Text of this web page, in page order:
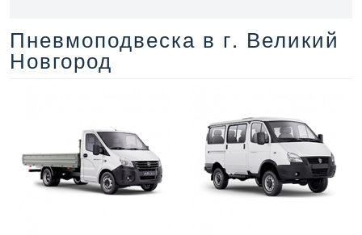
Пневмоподвеска в г. Великий
Новгород